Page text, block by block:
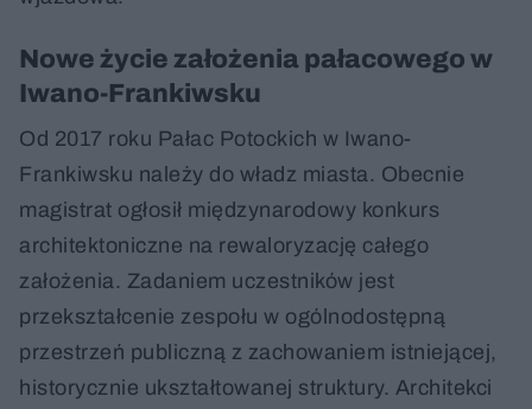
Nowe życie założenia pałacowego w
Iwano-Frankiwsku
Od 2017 roku Pałac Potockich w Iwano-
Frankiwsku należy do władz miasta. Obecnie
magistrat ogłosił międzynarodowy konkurs
architektoniczne na rewaloryzację całego
założenia. Zadaniem uczestników jest
przekształcenie zespołu w ogólnodostępną
przestrzeń publiczną z zachowaniem istniejącej,
historycznie ukształtowanej struktury. Architekci